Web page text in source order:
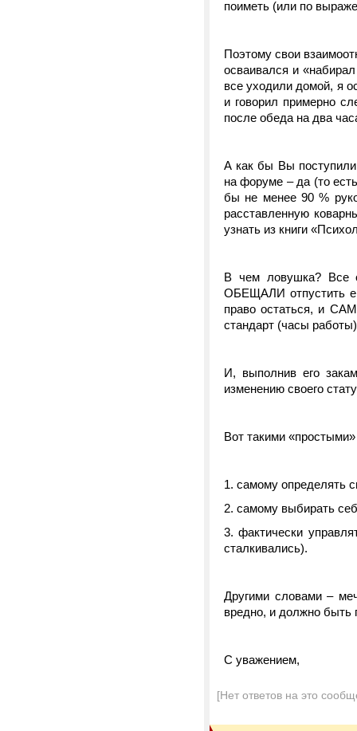
поиметь (или по
Поэтому свои
осваивался и
все уходили домой, я
и говорил примерно
после обеда на два
А как бы Вы
на форуме – да (то
бы не менее 90 %
расставленную
узнать из книги
В чем ловушка? Все
ОБЕЩАЛИ отпустить
право остаться, и
стандарт (часы
И, выполнив его
изменению своего
Вот такими
1. самому определять
2. самому выбирать
3. фактически
сталкивались).
Другими словами –
вредно, и должно быть
С уважением,
[Нет ответов на это